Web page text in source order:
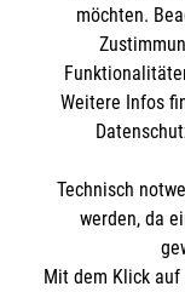
Kontakt
Malteser in
Sharepoint
Bank: Pax-
IBAN:
BIC:
So finden
möchten.
Weitere Infos
Technisch
werden, da
Mit dem Klick auf